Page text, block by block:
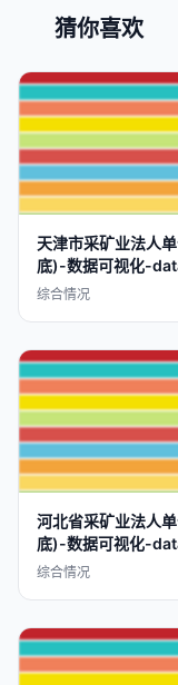
猜你喜欢
天津市采矿业法人
底)-数据可视化-
综合情况
河北省采矿业法人
底)-数据可视化-
综合情况